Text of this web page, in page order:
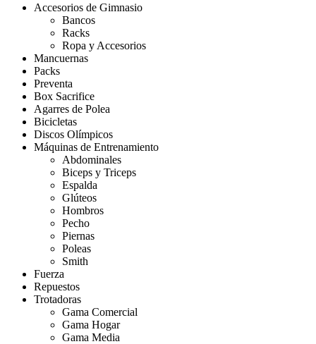
Accesorios de Gimnasio
Bancos
Racks
Ropa y Accesorios
Mancuernas
Packs
Preventa
Box Sacrifice
Agarres de Polea
Bicicletas
Discos Olímpicos
Máquinas de Entrenamiento
Abdominales
Biceps y Triceps
Espalda
Glúteos
Hombros
Pecho
Piernas
Poleas
Smith
Fuerza
Repuestos
Trotadoras
Gama Comercial
Gama Hogar
Gama Media